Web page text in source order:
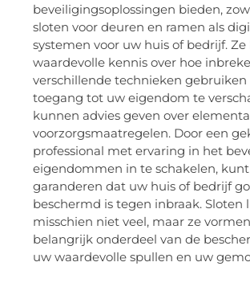
beveiligingsoplossingen bieden,
sloten voor deuren en ramen als
systemen voor uw huis of bedrijf.
waardevolle kennis over hoe
verschillende technieken gebruiken
toegang tot uw eigendom te
kunnen advies geven over
voorzorgsmaatregelen. Door een
professional met ervaring in het
eigendommen in te schakelen,
garanderen dat uw huis of bedrijf
beschermd is tegen inbraak. Sloten
misschien niet veel, maar ze
belangrijk onderdeel van de
uw waardevolle spullen en uw